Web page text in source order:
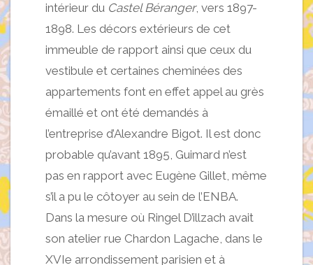
intérieur du Castel Béranger, vers 1897-
1898. Les décors extérieurs de cet
immeuble de rapport ainsi que ceux du
vestibule et certaines cheminées des
appartements font en effet appel au grès
émaillé et ont été demandés à
l’entreprise d’Alexandre Bigot. Il est donc
probable qu’avant 1895, Guimard n’est
pas en rapport avec Eugène Gillet, même
s’il a pu le côtoyer au sein de l’ENBA.
Dans la mesure où Ringel D’illzach avait
son atelier rue Chardon Lagache, dans le
XVIe arrondissement parisien et à